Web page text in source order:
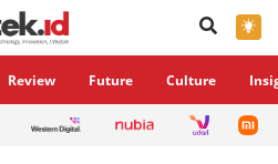
×
Review Future Culture